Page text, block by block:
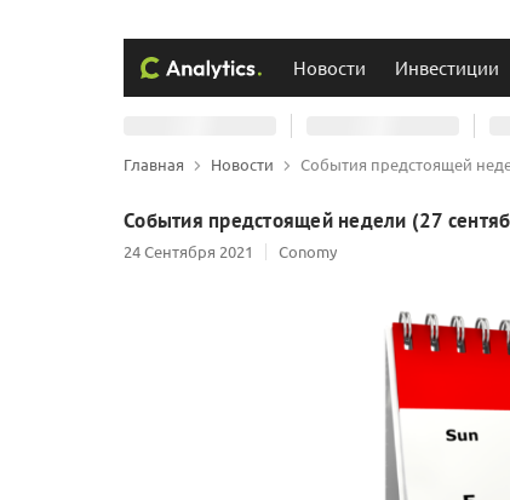
Новости Инвестиции
Главная Новости События предстоящей
События предстоящей недели (27
24 Сентября 2021 Conomy